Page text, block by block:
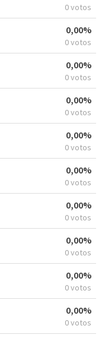
0 votos
0,00%
0 votos
0,00%
0 votos
0,00%
0 votos
0,00%
0 votos
0,00%
0 votos
0,00%
0 votos
0,00%
0 votos
0,00%
0 votos
0,00%
0 votos